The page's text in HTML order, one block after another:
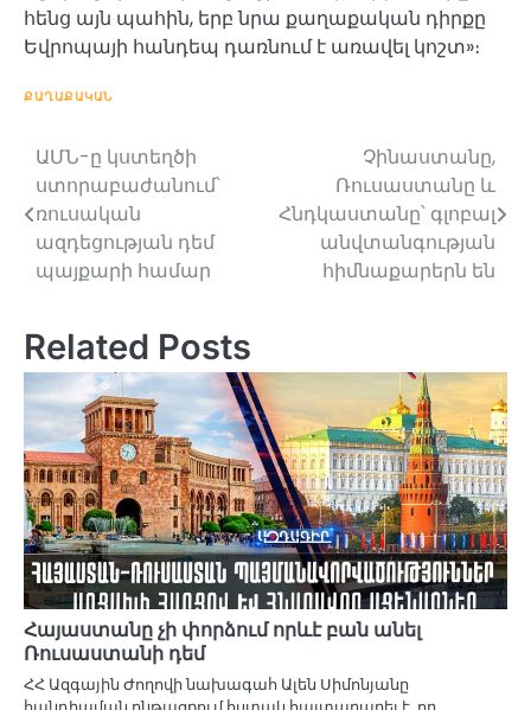
հենց այն պահին, երբ նրա քաղաքական դիրքը
Եվրոպայի հանդեպ դառնում է առավել կոշտ»։
ՔԱՂԱՔԱԿԱՆ
Post
navigation
ԱՄՆ-ը կստեղծի
ստորաբաժանում՝
ռուսական
ազդեցության դեմ
պայքարի համար
Չինաստանը,
Ռուսաստանը և
Հնդկաստանը՝ գլոբալ
անվտանգության
հիմնաքարերն են
Related Posts
Հայաստանը չի փորձում որևէ բան անել
Ռուսաստանի դեմ
ՀՀ Ազգային Ժողովի նախագահ Ալեն Սիմոնյանը